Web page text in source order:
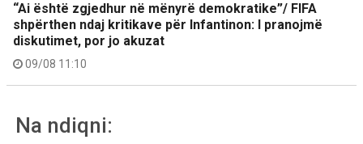
“Ai është zgjedhur në mënyrë demokratike”/ FIFA
shpërthen ndaj kritikave për Infantinon: I pranojmë
diskutimet, por jo akuzat
09/08 11:10
Na ndiqni: